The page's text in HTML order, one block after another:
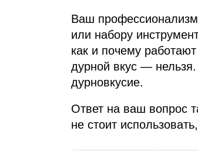
Ваш профессионализм
или набору
как и почему
дурной вкус —
дурновкусие.
Ответ на ваш вопрос
не стоит